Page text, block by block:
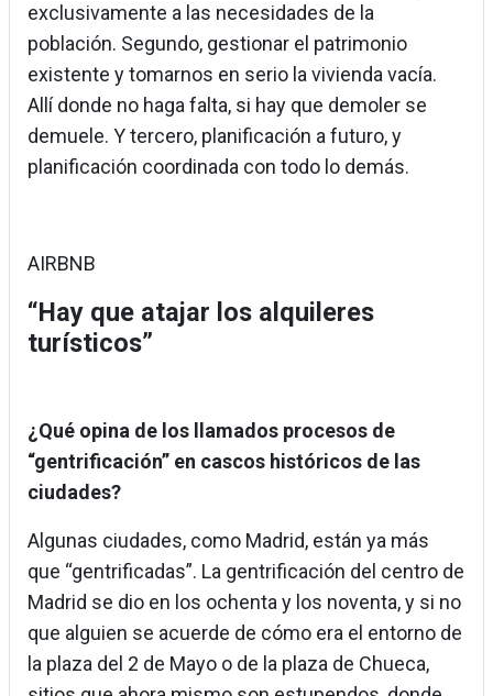
exclusivamente a las necesidades de la
población. Segundo, gestionar el patrimonio
existente y tomarnos en serio la vivienda vacía.
Allí donde no haga falta, si hay que demoler se
demuele. Y tercero, planificación a futuro, y
planificación coordinada con todo lo demás.
AIRBNB
“Hay que atajar los alquileres
turísticos”
¿Qué opina de los llamados procesos de
“gentrificación” en cascos históricos de las
ciudades?
Algunas ciudades, como Madrid, están ya más
que “gentrificadas”. La gentrificación del centro de
Madrid se dio en los ochenta y los noventa, y si no
que alguien se acuerde de cómo era el entorno de
la plaza del 2 de Mayo o de la plaza de Chueca,